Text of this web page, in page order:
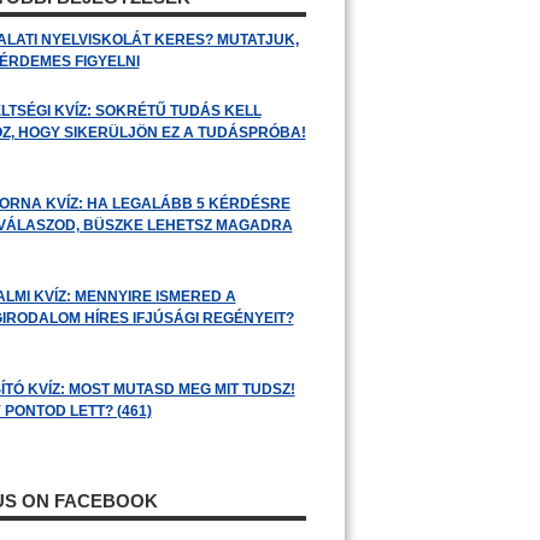
NYELVISKOLÁT KERES? MUTATJUK,
FIGYELNI
KVÍZ: SOKRÉTŰ TUDÁS KELL
HOGY SIKERÜLJÖN EZ A TUDÁSPRÓBA!
KVÍZ: HA LEGALÁBB 5 KÉRDÉSRE
BÜSZKE LEHETSZ MAGADRA
KVÍZ: MENNYIRE ISMERED A
HÍRES IFJÚSÁGI REGÉNYEIT?
KVÍZ: MOST MUTASD MEG MIT TUDSZ!
LETT? (461)
ON FACEBOOK